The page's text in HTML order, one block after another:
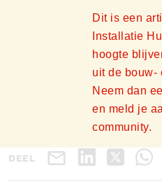
Dit is een
Installatie
hoogte
uit de bouw-
Neem dan
en meld je
community.
DEEL